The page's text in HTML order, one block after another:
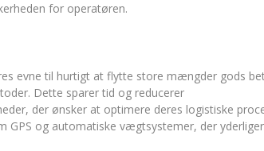
for operatøren.
evne til hurtigt at flytte store mængder gods
Dette sparer tid og reducerer
der ønsker at optimere deres logistiske
GPS og automatiske vægtsystemer, der